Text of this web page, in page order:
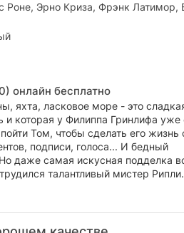
Эрно Криза, Фрэнк Латимор,
онлайн бесплатно
яхта, ласковое море - это
которая у Филиппа Гринлифа уже
Том, чтобы сделать его жизнь
подписи, голоса... И бедный
даже самая искусная подделка
талантливый мистер Рипли.